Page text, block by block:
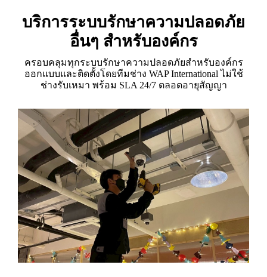
บริการระบบรักษาความปลอดภัย
อื่นๆ สำหรับองค์กร
ครอบคลุมทุกระบบรักษาความปลอดภัยสำหรับองค์กร
ออกแบบและติดตั้งโดยทีมช่าง WAP International ไม่ใช้
ช่างรับเหมา พร้อม SLA 24/7 ตลอดอายุสัญญา